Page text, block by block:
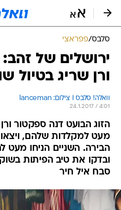
סלבס/פפראצי
ירושלים של
ורן שריג בטיול
וואלה! סלבס I צילום: lanceman
24.1.2017 / 4:01
הזוג הבועט דנה ספקטור
מעט למקלדות שלהם, ויצאו
הבירה. השניים הניחו מעט
ובדקו את טיב הפיתות
סבח איל חיר